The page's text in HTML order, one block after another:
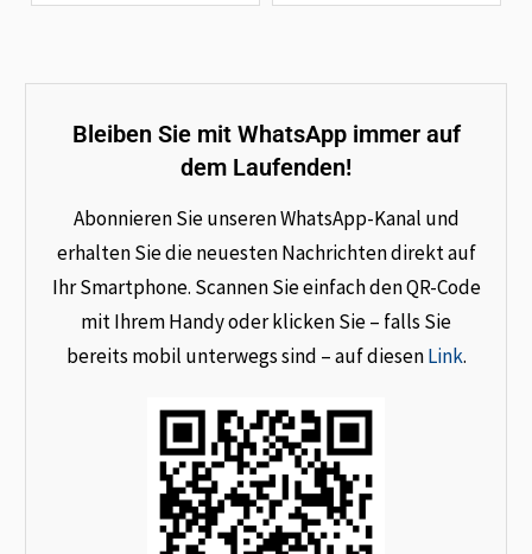
Bleiben Sie mit WhatsApp immer auf
dem Laufenden!
Abonnieren Sie unseren WhatsApp-Kanal und
erhalten Sie die neuesten Nachrichten direkt auf
Ihr Smartphone. Scannen Sie einfach den QR-Code
mit Ihrem Handy oder klicken Sie – falls Sie
bereits mobil unterwegs sind – auf diesenLink.